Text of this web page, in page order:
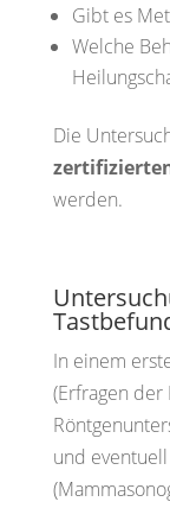
Gibt es
Welche
Die
werden.
In einem
(Erfragen der
und